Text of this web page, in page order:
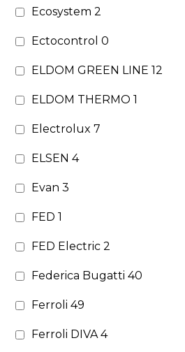
Ecosystem2
Ectocontrol0
ELDOM GREEN LINE12
ELDOM THERMO1
Electrolux7
ELSEN4
Evan3
FED1
FED Electric2
Federica Bugatti40
Ferroli49
Ferroli DIVA4